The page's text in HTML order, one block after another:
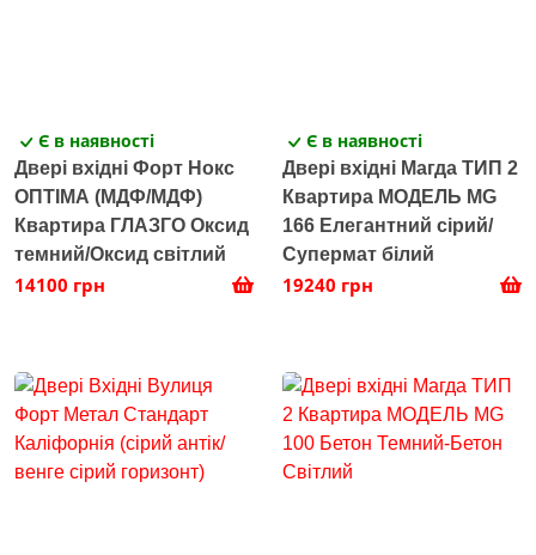
Є в наявності
Двері вхідні Форт Нокс
ОПТІМА (МДФ/МДФ)
Квартира ГЛАЗГО Оксид
темний/Оксид світлий
14100 грн
Є в наявності
Двері вхідні Магда ТИП 2
Квартира МОДЕЛЬ MG
166 Елегантний сірий/
Супермат білий
19240 грн